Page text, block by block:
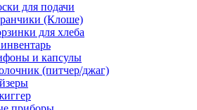
для подачи
(Клоше)
для хлеба
и капсулы
(питчер/джаг)